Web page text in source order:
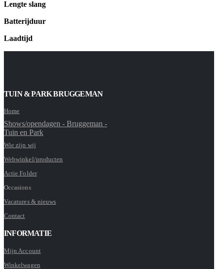
Lengte slang
Batterijduur
Laadtijd
TUIN & PARK BRUGGEMAN
Home
Shows/opendagen - Bruggeman -
Tuin en Park
Wie zijn wij
Webwinkel/producten
Actie Folder
Occasions
Vacatures & nieuws
Contact
INFORMATIE
Mijn Account
Winkelwagen